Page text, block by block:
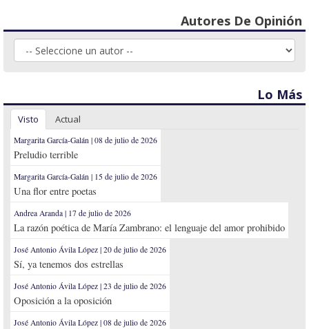
Autores De Opinión
Lo Más
Visto Actual
Margarita García-Galán | 08 de julio de 2026
Preludio terrible
Margarita García-Galán | 15 de julio de 2026
Una flor entre poetas
Andrea Aranda | 17 de julio de 2026
La razón poética de María Zambrano: el lenguaje del amor prohibido
José Antonio Ávila López | 20 de julio de 2026
Sí, ya tenemos dos estrellas
José Antonio Ávila López | 23 de julio de 2026
Oposición a la oposición
José Antonio Ávila López | 08 de julio de 2026